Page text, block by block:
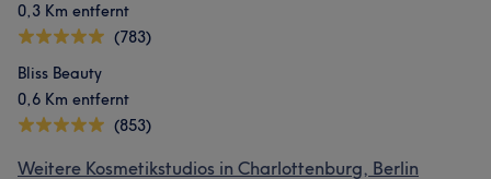
0,3 Km entfernt
(783)
Bliss Beauty
0,6 Km entfernt
(853)
Weitere Kosmetikstudios in Charlottenburg, Berlin